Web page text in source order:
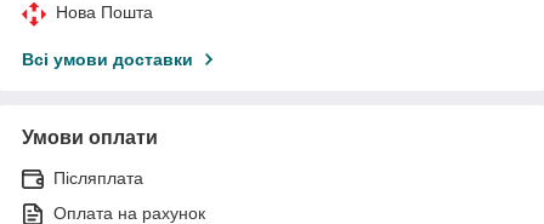
Нова Пошта
Всі умови доставки
Умови оплати
Післяплата
Оплата на рахунок